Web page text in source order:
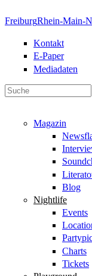
FreiburgRhein-Main-
Kontakt
E-Paper
Mediadaten
Magazin
Blog
Nightlife
Events
Charts
Tickets